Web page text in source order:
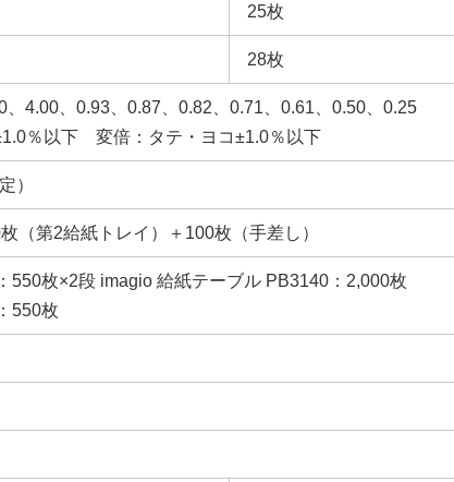
25枚
28枚
4.00、0.93、0.87、0.82、0.71、0.61、0.50、0.25
％以下 変倍：タテ・ヨコ±1.0％以下
）
（第2給紙トレイ）＋100枚（手差し）
550枚×2段 imagio 給紙テーブル PB3140：2,000枚
550枚